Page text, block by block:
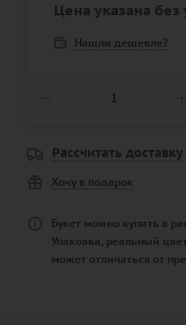
Цена указана без
Нашли дешевле?
Рассчитать доставку
Хочу в подарок
Букет можно купить в
Упаковка, реальный
может отличаться от